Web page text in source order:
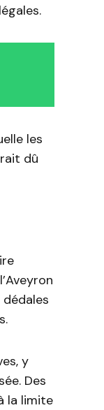
les
dû
y
Des
la limite